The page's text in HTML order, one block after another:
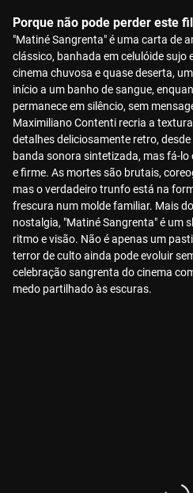
Porque não pode perder este
"Matiné Sangrenta" é uma carta de
clássico, banhada em celulóide sujo
cinema chuvosa e quase deserta,
início a um banho de sangue,
permanece em silêncio, sem
Maximiliano Contenti recria a
detalhes deliciosamente retro,
banda sonora sintetizada, mas fá-
e firme. As mortes são brutais,
mas o verdadeiro trunfo está na
frescura num molde familiar. Mais
nostalgia, "Matiné Sangrenta" é um
ritmo e visão. Não é apenas um
terror de culto ainda pode evoluir
celebração sangrenta do cinema
medo partilhado às escuras.